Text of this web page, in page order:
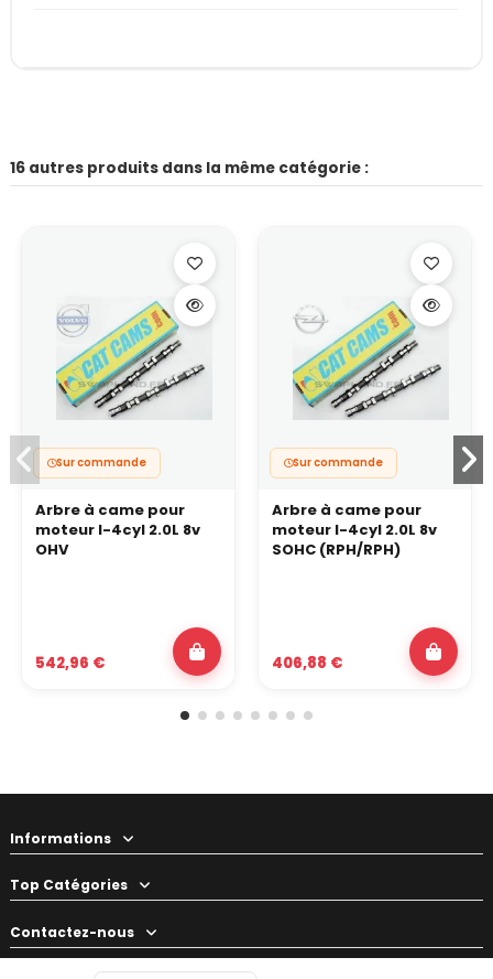
16 autres produits dans la même catégorie :
Sur commande
Arbre à came pour
moteur I-4cyl 2.0L 8v
OHV
542,96 €
Sur commande
Arbre à came pour
moteur I-4cyl 2.0L 8v
SOHC (RPH/RPH)
406,88 €
Informations
Top Catégories
Contactez-nous